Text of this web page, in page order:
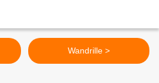
Wandrille >